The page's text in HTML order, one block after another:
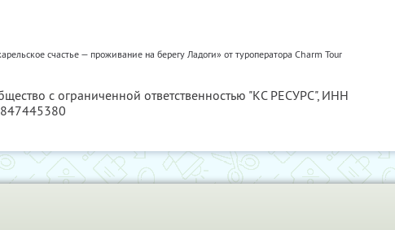
счастье — проживание на берегу Ладоги» от туроператора Charm Tour
с ограниченной ответственностью "КС РЕСУРС", ИНН